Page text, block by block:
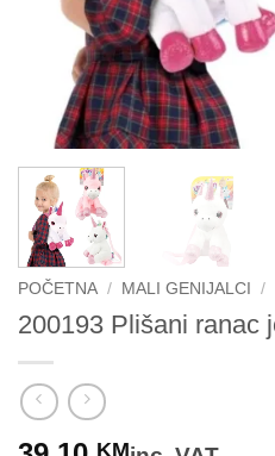
POČETNA / MALI GENIJALCI /
200193 Plišani ranac
KM